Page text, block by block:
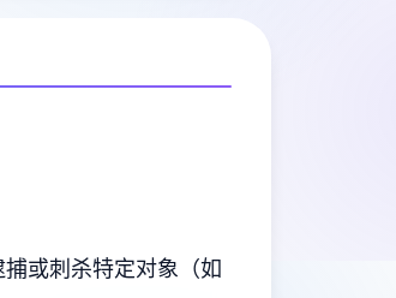
或刺杀特定对象（如